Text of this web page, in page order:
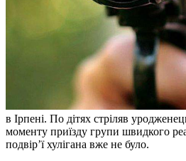
в Ірпені. По дітях стріляв
моменту приїзду групи швидкого
подвір’ї хулігана вже не було.